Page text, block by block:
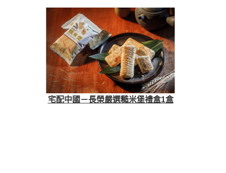
宅配中國－長榮嚴選糙米堡禮盒1盒